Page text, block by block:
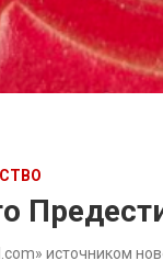
источником